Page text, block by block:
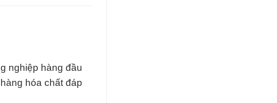
nghiệp hàng đầu
hóa chất đáp